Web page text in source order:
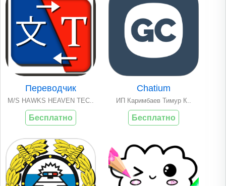
Переводчик
M/S HAWKS HEAVEN TEC..
Бесплатно
Chatium
ИП Каримбаев Тимур К..
Бесплатно